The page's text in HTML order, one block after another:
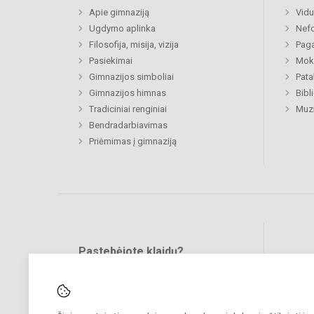
Apie gimnaziją
Ugdymo aplinka
Filosofija, misija, vizija
Pasiekimai
Gimnazijos simboliai
Gimnazijos himnas
Tradiciniai renginiai
Bendradarbiavimas
Priėmimas į gimnaziją
Pastebėjote klaidų?